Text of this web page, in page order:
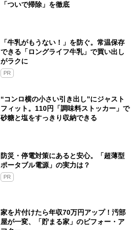
「ついで掃除」を徹底
「牛乳がもうない！」を防ぐ。常温保存
できる「ロングライフ牛乳」で買い出し
がラクに
PR
“コンロ横の小さい引き出し”にジャスト
フィット。110円「調味料ストッカー」で
砂糖と塩をすっきり収納できる
防災・停電対策にあると安心。「超薄型
ポータブル電源」の実力は？​
PR
家を片付けたら年収70万円アップ！汚部
屋が一変、「貯まる家」のビフォー・ア